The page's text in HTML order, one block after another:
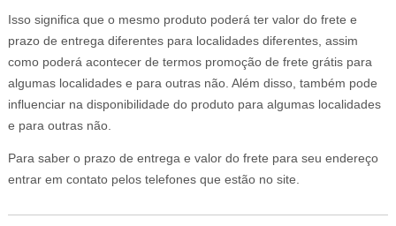
Isso significa que o mesmo produto poderá ter valor do frete e
prazo de entrega diferentes para localidades diferentes, assim
como poderá acontecer de termos promoção de frete grátis para
algumas localidades e para outras não. Além disso, também pode
influenciar na disponibilidade do produto para algumas localidades
e para outras não.
Para saber o prazo de entrega e valor do frete para seu endereço
entrar em contato pelos telefones que estão no site.